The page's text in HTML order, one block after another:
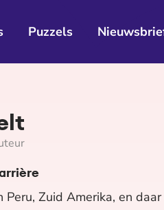
Puzzels
Peru, Zuid Amerika, en